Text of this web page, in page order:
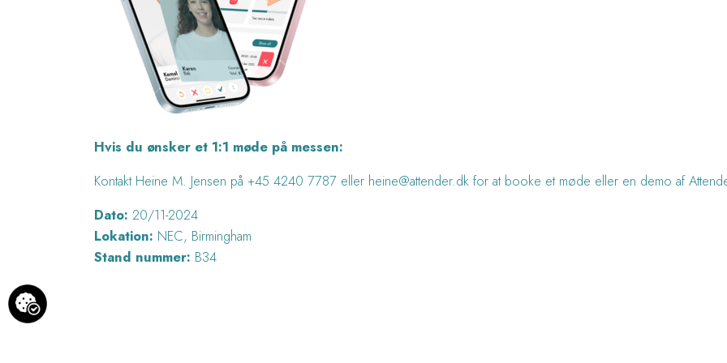
Hvis du ønsker et 1:1 møde på messen:
Kontakt Heine M. Jensen på +45 4240 7787 eller heine@attender.dk for at booke et møde eller en demo af
Dato: 20/11-2024
Lokation: NEC, Birmingham
Stand nummer: B34